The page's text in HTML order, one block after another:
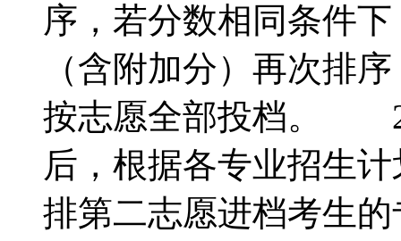
序，若分数相同条件
（含附加分）再次排
按志愿全部投档。 2
后，根据各专业招生
排第二志愿进档考生